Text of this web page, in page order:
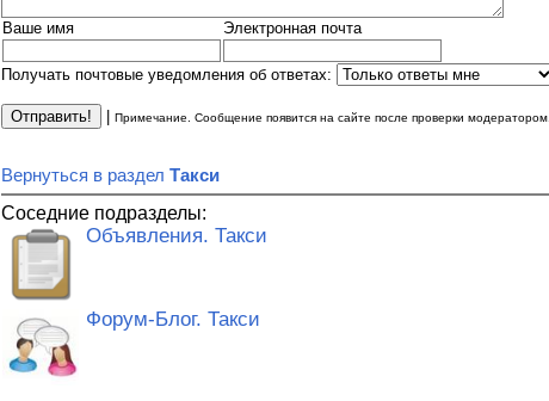
Ваше имя Электронная почта
Получать почтовые уведомления об ответах:
Примечание. Сообщение появится на сайте после проверки модератором.
Вернуться в раздел Такси
Соседние подразделы:
Объявления. Такси
Форум-Блог. Такси